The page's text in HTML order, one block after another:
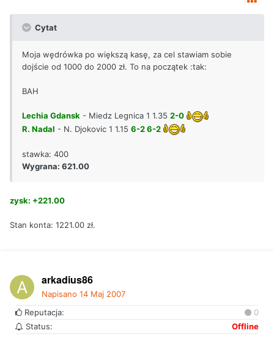
Cytat
Moja wędrówka po większą kasę, za cel stawiam sobie
dojście od 1000 do 2000 zł. To na początek :tak:
BAH
Lechia Gdansk - Miedz Legnica 1 1.35 2-0
R. Nadal - N. Djokovic 1 1.15 6-2 6-2
stawka: 400
Wygrana: 621.00
zysk: +221.00
Stan konta: 1221.00 zł.
arkadius86
Napisano 14 Maj 2007
Reputacja:
0
Status:
Offline